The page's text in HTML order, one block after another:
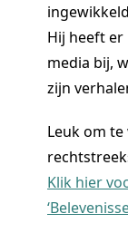
Hij heeft er
media bij,
zijn
Leuk om
Klik hier